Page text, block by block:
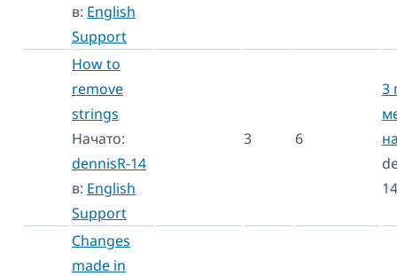
в: English
Support
How to
remove
strings
Начато:
dennisR-14
в: English
Support
3 6
3
14
Changes
made in